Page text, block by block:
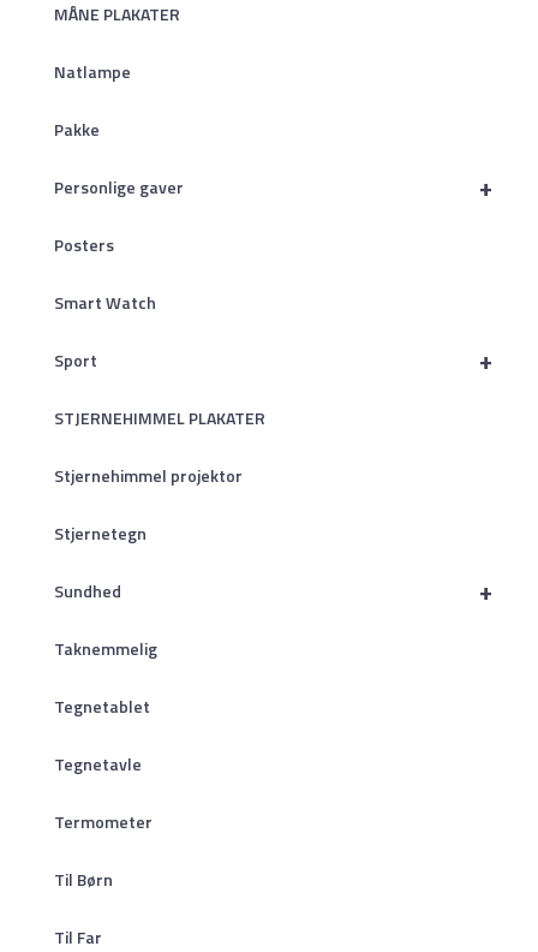
MÅNE PLAKATER
Natlampe
Pakke
+
Personlige gaver
Posters
Smart Watch
+
Sport
STJERNEHIMMEL PLAKATER
Stjernehimmel projektor
Stjernetegn
+
Sundhed
Taknemmelig
Tegnetablet
Tegnetavle
Termometer
Til Børn
Til Far